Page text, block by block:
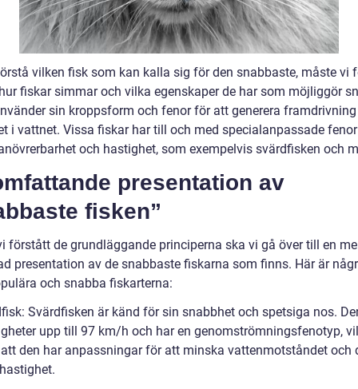
vilken fisk som kan kalla sig för den snabbaste, måste vi
fiskar simmar och vilka egenskaper de har som möjliggör
sin kroppsform och fenor för att generera
i vattnet. Vissa fiskar har till och med specialanpassade
och hastighet, som exempelvis svärdfisken och
presentation av
fisken”
förstått de grundläggande principerna ska vi gå över till en
presentation av de snabbaste fiskarna som finns. Här är
och snabba fiskarterna:
Svärdfisken är känd för sin snabbhet och spetsiga nos.
upp till 97 km/h och har en genomströmningsfenotyp,
den har anpassningar för att minska vattenmotståndet och